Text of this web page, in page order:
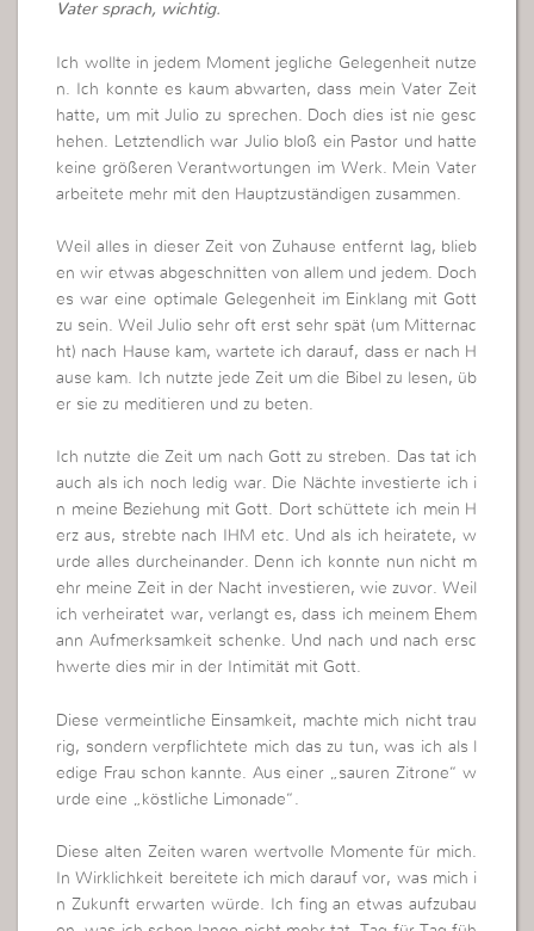
Vater sprach, wichtig.
Ich wollte in jedem Moment jegliche Gelegenheit nutze
n. Ich konnte es kaum abwarten, dass mein Vater Zeit
hatte, um mit Julio zu sprechen. Doch dies ist nie gesc
hehen. Letztendlich war Julio bloß ein Pastor und hatte
keine größeren Verantwortungen im Werk. Mein Vater
arbeitete mehr mit den Hauptzuständigen zusammen.
Weil alles in dieser Zeit von Zuhause entfernt lag, blieb
en wir etwas abgeschnitten von allem und jedem. Doch
es war eine optimale Gelegenheit im Einklang mit Gott
zu sein. Weil Julio sehr oft erst sehr spät (um Mitternac
ht) nach Hause kam, wartete ich darauf, dass er nach H
ause kam. Ich nutzte jede Zeit um die Bibel zu lesen, üb
er sie zu meditieren und zu beten.
Ich nutzte die Zeit um nach Gott zu streben. Das tat ich
auch als ich noch ledig war. Die Nächte investierte ich i
n meine Beziehung mit Gott. Dort schüttete ich mein H
erz aus, strebte nach IHM etc. Und als ich heiratete, w
urde alles durcheinander. Denn ich konnte nun nicht m
ehr meine Zeit in der Nacht investieren, wie zuvor. Weil
ich verheiratet war, verlangt es, dass ich meinem Ehem
ann Aufmerksamkeit schenke. Und nach und nach ersc
hwerte dies mir in der Intimität mit Gott.
Diese vermeintliche Einsamkeit, machte mich nicht trau
rig, sondern verpflichtete mich das zu tun, was ich als l
edige Frau schon kannte. Aus einer „sauren Zitrone“ w
urde eine „köstliche Limonade“.
Diese alten Zeiten waren wertvolle Momente für mich.
In Wirklichkeit bereitete ich mich darauf vor, was mich i
n Zukunft erwarten würde. Ich fing an etwas aufzubau